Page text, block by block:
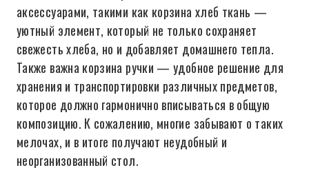
аксессуарами, такими как корзина хлеб ткань —
уютный элемент, который не только сохраняет
свежесть хлеба, но и добавляет домашнего тепла.
Также важна корзина ручки — удобное решение для
хранения и транспортировки различных предметов,
которое должно гармонично вписываться в общую
композицию. К сожалению, многие забывают о таких
мелочах, и в итоге получают неудобный и
неорганизованный стол.